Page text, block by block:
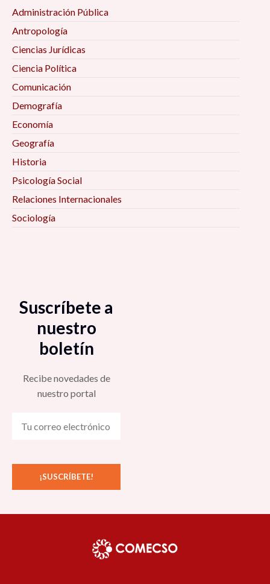
Administración Pública
Antropología
Ciencias Jurídicas
Ciencia Política
Comunicación
Demografía
Economía
Geografía
Historia
Psicología Social
Relaciones Internacionales
Sociología
Suscríbete a
nuestro
boletín
Recibe novedades de
nuestro portal